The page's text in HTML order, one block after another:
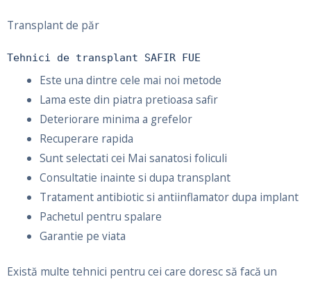
Transplant de păr
Tehnici de transplant SAFIR FUE
Este una dintre cele mai noi metode
Lama este din piatra pretioasa safir
Deteriorare minima a grefelor
Recuperare rapida
Sunt selectati cei Mai sanatosi foliculi
Consultatie inainte si dupa transplant
Tratament antibiotic si antiinflamator dupa implant
Pachetul pentru spalare
Garantie pe viata
Există multe tehnici pentru cei care doresc să facă un